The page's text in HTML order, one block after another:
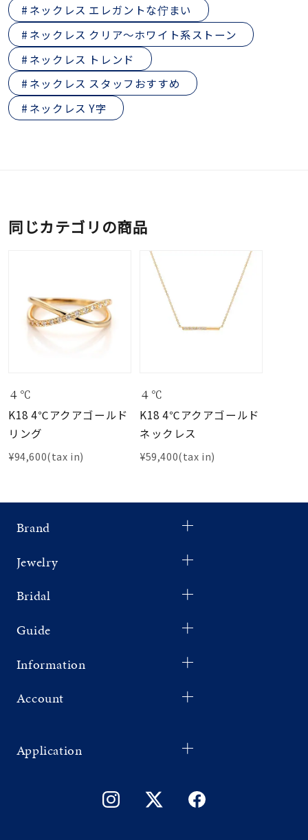
ネックレス エレガントな佇まい
ネックレス クリア～ホワイト系ストーン
ネックレス トレンド
ネックレス スタッフおすすめ
ネックレス Y字
同じカテゴリの商品
４℃
K18 4℃アクアゴールド
リング
¥94,600(tax in)
４℃
K18 4℃アクアゴールド
ネックレス
¥59,400(tax in)
Brand
Jewelry
Bridal
Guide
Information
Account
Application